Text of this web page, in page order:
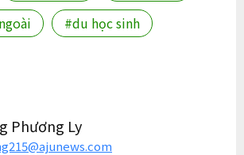
#du học sinh
Phương Ly